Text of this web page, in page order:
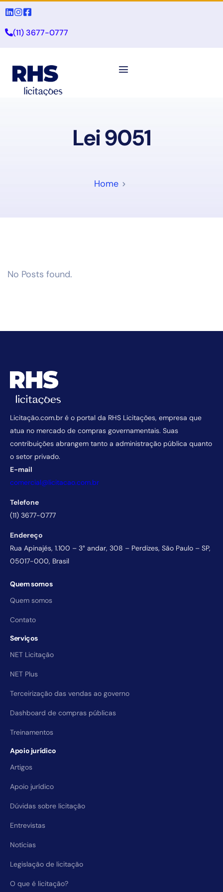
(11) 3677-0777
Lei 9051
Home
No Posts found.
Licitação.com.br é o portal da RHS Licitações, empresa que
atua no mercado de compras governamentais. Suas
contribuições abrangem tanto a administração pública quanto
o setor privado.
E-mail
comercial@licitacao.com.br
Telefone
(11) 3677-0777
Endereço
Rua Apinajés, 1.100 – 3° andar, 308 – Perdizes, São Paulo – SP,
05017-000, Brasil
Quem somos
Quem somos
Contato
Serviços
NET Licitação
NET Plus
Terceirização das vendas ao governo
Dashboard de compras públicas
Treinamentos
Apoio jurídico
Artigos
Apoio jurídico
Dúvidas sobre licitação
Entrevistas
Notícias
Legislação de licitação
O que é licitação?